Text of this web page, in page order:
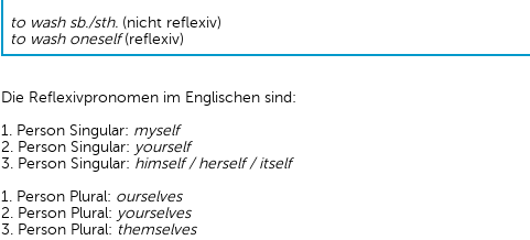
to wash sb./sth. (nicht reflexiv)
to wash oneself(reflexiv)
Die Reflexivpronomen im Englischen sind:
1. Person Singular: myself
2. Person Singular: yourself
3. Person Singular: himself / herself / itself
1. Person Plural: ourselves
2. Person Plural: yourselves
3. Person Plural: themselves